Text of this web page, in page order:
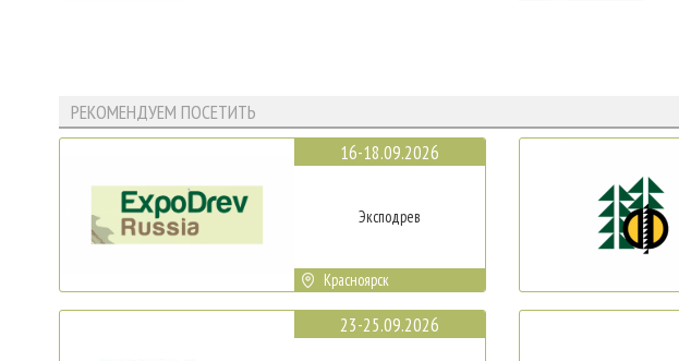
РЕКОМЕНДУЕМ ПОСЕТИТЬ
16-18.09.2026
Эксподрев
Красноярск
23-25.09.2026